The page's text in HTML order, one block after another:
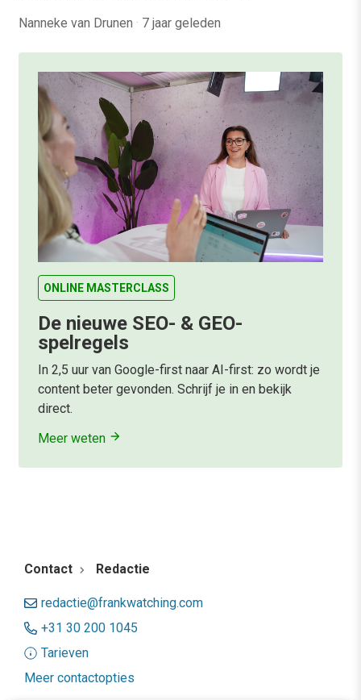
Nanneke van Drunen · 7 jaar geleden
ONLINE MASTERCLASS
De nieuwe SEO- & GEO-
spelregels
In 2,5 uur van Google-first naar AI-first: zo wordt je
content beter gevonden. Schrijf je in en bekijk
direct.
Meer weten
Contact Redactie
redactie@frankwatching.com
+31 30 200 1045
Tarieven
Meer contactopties